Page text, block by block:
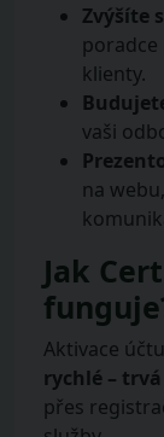
Zvýšíte
klienty.
vaši
na
Jak
Aktivace
rychlé –
přes